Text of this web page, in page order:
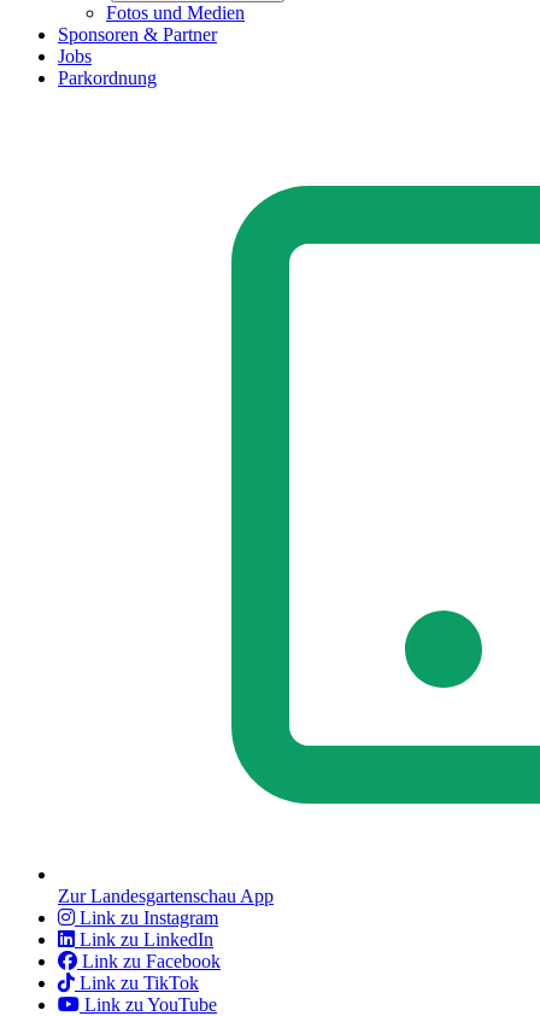
Fotos und Medien
Sponsoren & Partner
Jobs
Parkordnung
Zur Landesgartenschau App
Link zu Instagram
Link zu LinkedIn
Link zu Facebook
Link zu TikTok
Link zu YouTube